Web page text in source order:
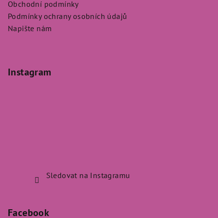
Obchodní podmínky
Podmínky ochrany osobních údajů
Napište nám
Instagram
Sledovat na Instagramu
Facebook